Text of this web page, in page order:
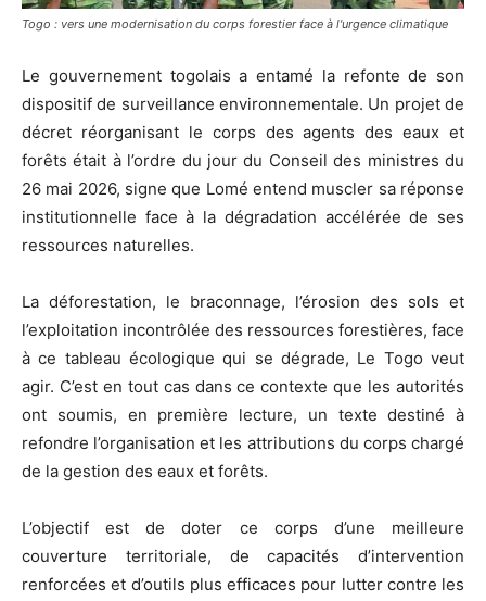
Togo : vers une modernisation du corps forestier face à l'urgence climatique
Le gouvernement togolais a entamé la refonte de son
dispositif de surveillance environnementale. Un projet de
décret réorganisant le corps des agents des eaux et
forêts était à l’ordre du jour du Conseil des ministres du
26 mai 2026, signe que Lomé entend muscler sa réponse
institutionnelle face à la dégradation accélérée de ses
ressources naturelles.
La déforestation, le braconnage, l’érosion des sols et
l’exploitation incontrôlée des ressources forestières, face
à ce tableau écologique qui se dégrade, Le Togo veut
agir. C’est en tout cas dans ce contexte que les autorités
ont soumis, en première lecture, un texte destiné à
refondre l’organisation et les attributions du corps chargé
de la gestion des eaux et forêts.
L’objectif est de doter ce corps d’une meilleure
couverture territoriale, de capacités d’intervention
renforcées et d’outils plus efficaces pour lutter contre les